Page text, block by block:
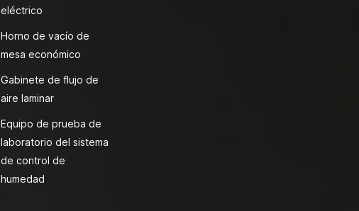
eléctrico
Horno de vacío de
mesa económico
Gabinete de flujo de
aire laminar
Equipo de prueba de
laboratorio del sistema
de control de
humedad